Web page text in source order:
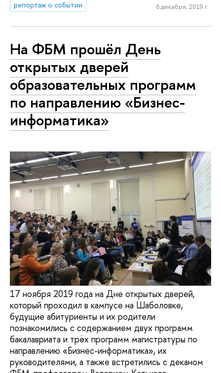
репортаж о событии 6 декабря, 2019 г.
На ФБМ прошёл День
открытых дверей
образовательных программ
по направлению «Бизнес-
информатика»
17 ноября 2019 года на Дне открытых дверей,
который проходил в кампусе на Шаболовке,
будущие абитуриенты и их родители
познакомились с содержанием двух программ
бакалавриата и трёх программ магистратуры по
направлению «Бизнес-информатика», их
руководителями, а также встретились с деканом